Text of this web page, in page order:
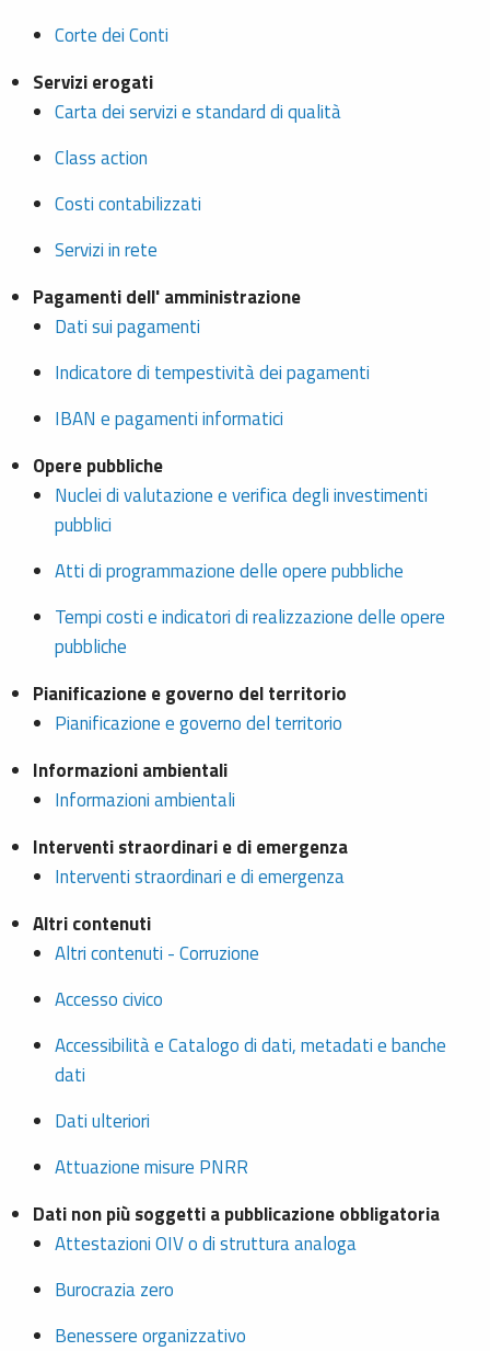
Corte dei Conti
Servizi erogati
Carta dei servizi e standard di qualità
Class action
Costi contabilizzati
Servizi in rete
Pagamenti dell' amministrazione
Dati sui pagamenti
Indicatore di tempestività dei pagamenti
IBAN e pagamenti informatici
Opere pubbliche
Nuclei di valutazione e verifica degli investimenti
pubblici
Atti di programmazione delle opere pubbliche
Tempi costi e indicatori di realizzazione delle opere
pubbliche
Pianificazione e governo del territorio
Pianificazione e governo del territorio
Informazioni ambientali
Informazioni ambientali
Interventi straordinari e di emergenza
Interventi straordinari e di emergenza
Altri contenuti
Altri contenuti - Corruzione
Accesso civico
Accessibilità e Catalogo di dati, metadati e banche
dati
Dati ulteriori
Attuazione misure PNRR
Dati non più soggetti a pubblicazione obbligatoria
Attestazioni OIV o di struttura analoga
Burocrazia zero
Benessere organizzativo